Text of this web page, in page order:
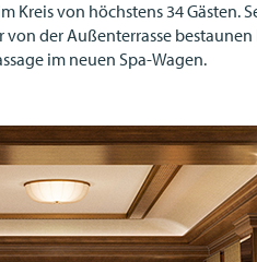
Kreis von höchstens 34
der Außenterrasse
im neuen Spa-Wagen.